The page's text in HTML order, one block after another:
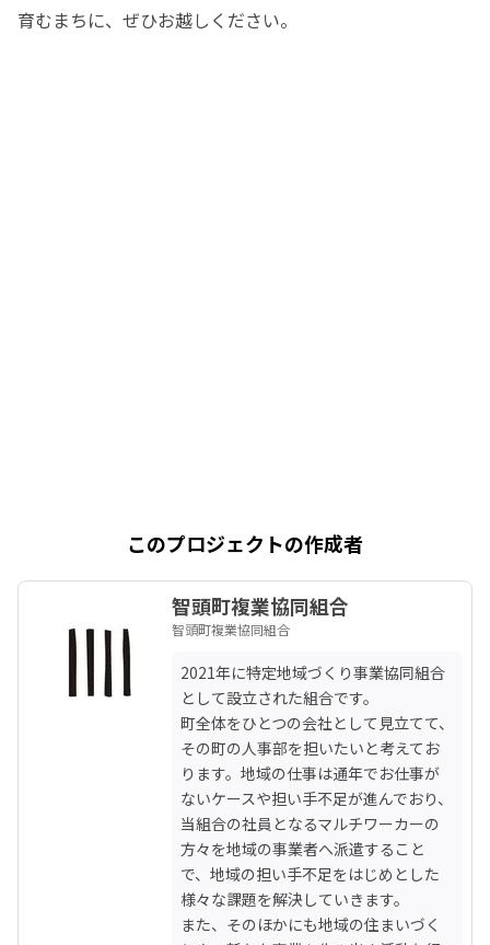
育むまちに、ぜひお越しください。
このプロジェクトの作成者
智頭町複業協同組合
智頭町複業協同組合
2021年に特定地域づくり事業協同組合
として設立された組合です。
町全体をひとつの会社として見立てて、
その町の人事部を担いたいと考えてお
ります。地域の仕事は通年でお仕事が
ないケースや担い手不足が進んでおり、
当組合の社員となるマルチワーカーの
方々を地域の事業者へ派遣すること
で、地域の担い手不足をはじめとした
様々な課題を解決していきます。
また、そのほかにも地域の住まいづく